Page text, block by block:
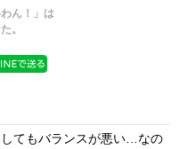
ん！」は
。
てもバランスが悪い…なの